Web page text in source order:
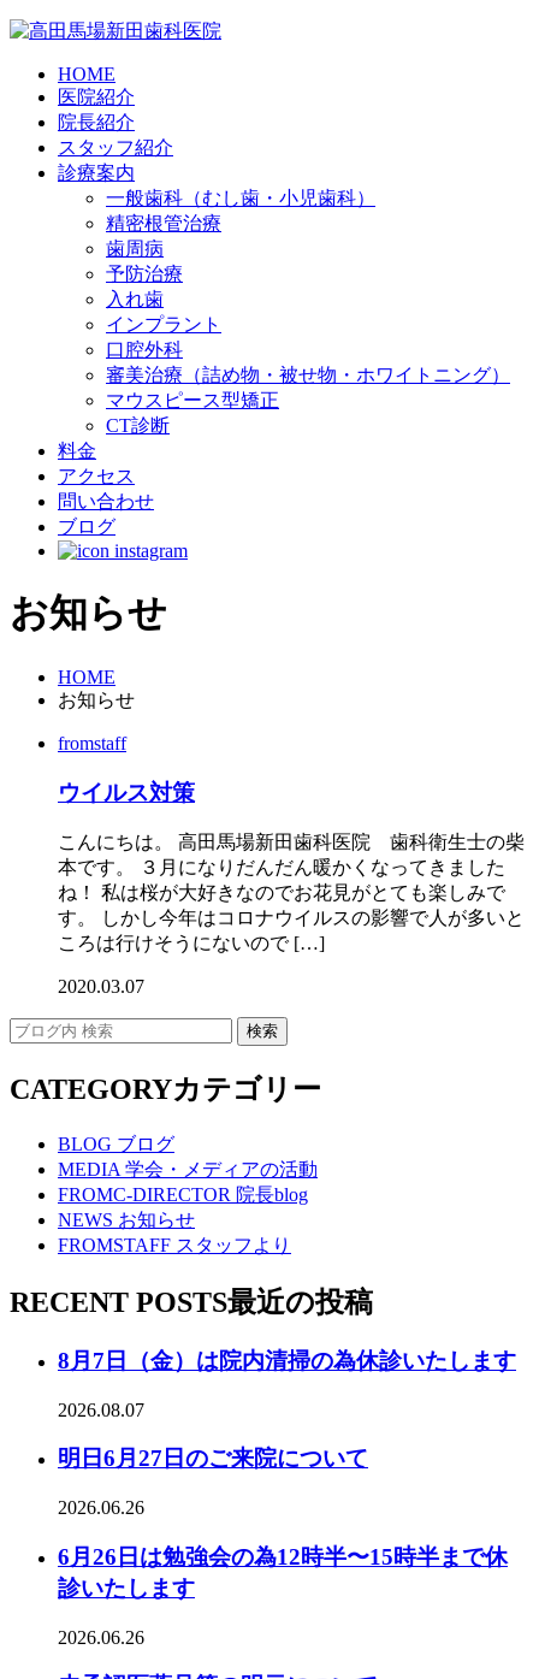
HOME
医院紹介
院長紹介
スタッフ紹介
診療案内
一般歯科（むし歯・小児歯科）
精密根管治療
歯周病
予防治療
入れ歯
インプラント
口腔外科
審美治療（詰め物・被せ物・ホワイトニング）
マウスピース型矯正
CT診断
料金
アクセス
問い合わせ
ブログ
お知らせ
HOME
お知らせ
fromstaff
ウイルス対策
こんにちは。 高田馬場新田歯科医院 歯科衛生士の柴
本です。 ３月になりだんだん暖かくなってきました
ね！ 私は桜が大好きなのでお花見がとても楽しみで
す。 しかし今年はコロナウイルスの影響で人が多いと
ころは行けそうにないので […]
2020.03.07
CATEGORYカテゴリー
BLOG ブログ
MEDIA 学会・メディアの活動
FROMC-DIRECTOR 院長blog
NEWS お知らせ
FROMSTAFF スタッフより
RECENT POSTS最近の投稿
8月7日（金）は院内清掃の為休診いたします
2026.08.07
明日6月27日のご来院について
2026.06.26
6月26日は勉強会の為12時半〜15時半まで休
診いたします
2026.06.26